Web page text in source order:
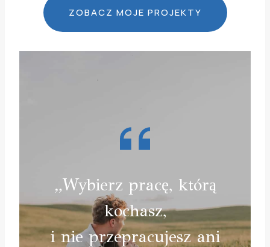
ZOBACZ MOJE PROJEKTY
„Wybierz pracę, którą
kochasz,
i nie przepracujesz ani